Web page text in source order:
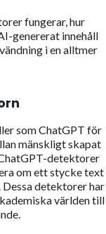
fungerar, hur
genererat innehåll
i en alltmer
som ChatGPT för
mänskligt skapat
detektorer
om ett stycke text
detektorer har
världen till